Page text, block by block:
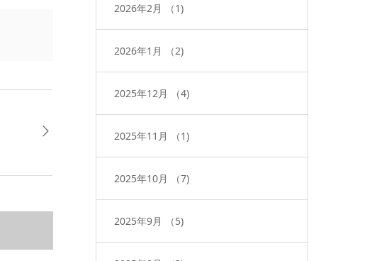
2026年2月 （1)
2026年1月 （2)
2025年12月 （4)
2025年11月 （1)
2025年10月 （7)
2025年9月 （5)